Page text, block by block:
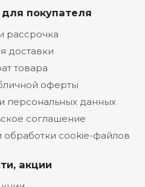
покупателя
рассрочка
доставки
товара
оферты
персональных данных
соглашение
обработки cookie-файлов
акции